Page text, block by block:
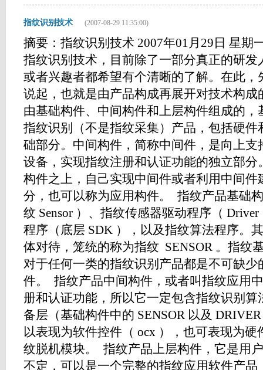
指纹识别技术 (2007-08-29 11:35:00)
摘要：指纹识别技术 2007年01月29日 星期
指纹识别技术，目前除了一部分真正的研
或者兴趣者都希望有个清晰的了解。在此
说起，也就是由产品构成再展开对技术构
由基础构件、中间构件和上层构件组成的
指纹识别（不是指纹采集）产品，包括硬
础部分。中间构件，简称中间件，是向上
设备，实现指纹注册和认证功能的独立部
构件之上，自己实现中间件或者利用中间
分，也可以称为应用构件。 指纹产品基础
纹 Sensor ）、指纹传感器驱动程序（
程序（底层 SDK ），以及指纹算法程序。
体对待，笼统的称为指纹 SENSOR 。指纹
对于任何一类的指纹识别产品都是不可缺
件。 指纹产品中间构件，或者叫指纹应用
册和认证功能，所以它一定包含指纹识别
备层（基础构件中的 SENSOR 以及
以表现为软件控件（ ocx ），也可表现为
纹脱机模块。 指纹产品上层构件，它是用
不定，可以是一个完整的指纹应用软件产